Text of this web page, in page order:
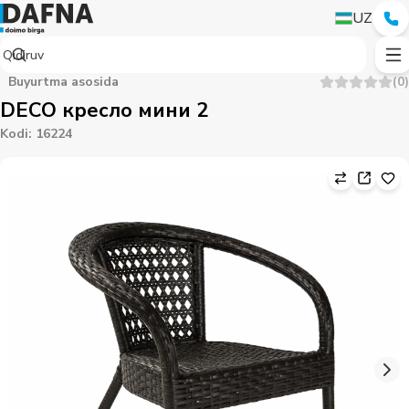
UZ
Buyurtma asosida (0)
DECO кресло мини 2
Kodi: 16224